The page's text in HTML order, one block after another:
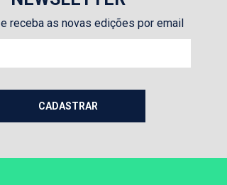
receba as novas edições por email